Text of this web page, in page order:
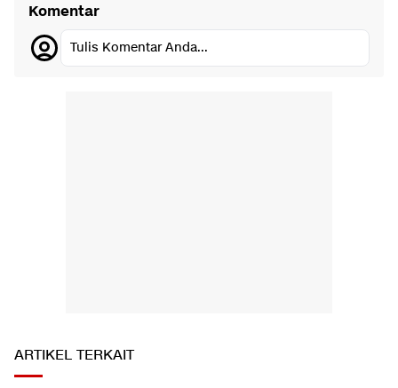
Komentar
Tulis Komentar Anda...
ARTIKEL TERKAIT